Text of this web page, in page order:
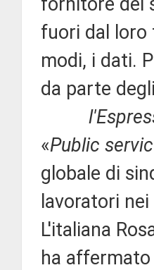
fuori dal
modi, i dati.
da parte
«Public
globale di
lavoratori
L'italiana
ha